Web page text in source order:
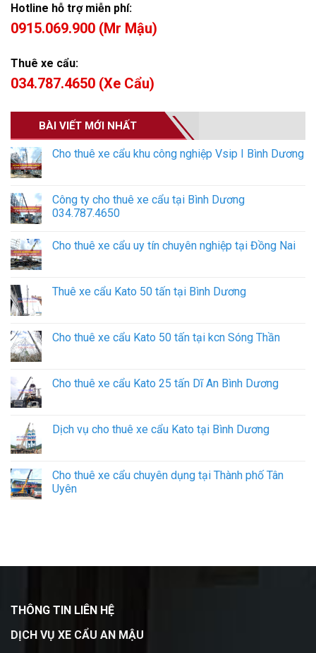
Hotline hỗ trợ miễn phí:
0915.069.900 (Mr Mậu)
Thuê xe cẩu:
034.787.4650 (Xe Cẩu)
BÀI VIẾT MỚI NHẤT
Cho thuê xe cẩu khu công nghiệp Vsip I Bình Dương
Công ty cho thuê xe cẩu tại Bình Dương
034.787.4650
Cho thuê xe cẩu uy tín chuyên nghiệp tại Đồng Nai
Thuê xe cẩu Kato 50 tấn tại Bình Dương
Cho thuê xe cẩu Kato 50 tấn tại kcn Sóng Thần
Cho thuê xe cẩu Kato 25 tấn Dĩ An Bình Dương
Dịch vụ cho thuê xe cẩu Kato tại Bình Dương
Cho thuê xe cẩu chuyên dụng tại Thành phố Tân
Uyên
THÔNG TIN LIÊN HỆ
DỊCH VỤ XE CẨU AN MẬU